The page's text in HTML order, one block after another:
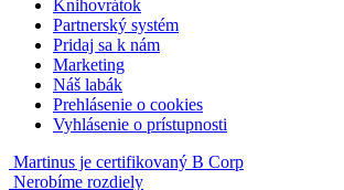
Knihovrátok
Partnerský systém
Pridaj sa k nám
Marketing
Náš labák
Prehlásenie o cookies
Vyhlásenie o prístupnosti
Martinus je certifikovaný B Corp
Nerobíme rozdiely